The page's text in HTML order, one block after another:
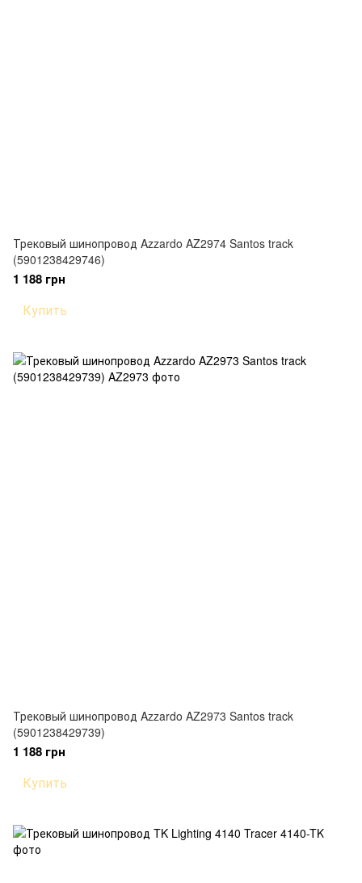
Трековый шинопровод Azzardo AZ2974 Santos track
(5901238429746)
1 188 грн
Купить
Трековый шинопровод Azzardo AZ2973 Santos track
(5901238429739)
1 188 грн
Купить